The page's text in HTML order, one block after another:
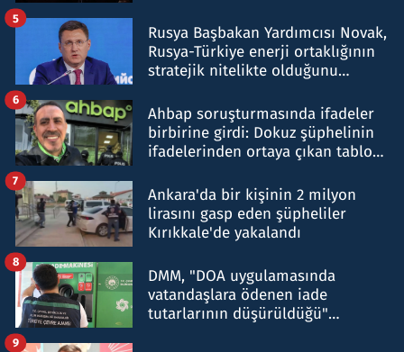
Rusya Başbakan Yardımcısı Novak,
Rusya-Türkiye enerji ortaklığının
stratejik nitelikte olduğunu
5
Ahbap soruşturmasında ifadeler
birbirine girdi: Dokuz şüphelinin
ifadelerinden ortaya çıkan tablo
6
Ankara'da bir kişinin 2 milyon
lirasını gasp eden şüpheliler
Kırıkkale'de yakalandı
7
DMM, "DOA uygulamasında
vatandaşlara ödenen iade
tutarlarının düşürüldüğü"
8
9